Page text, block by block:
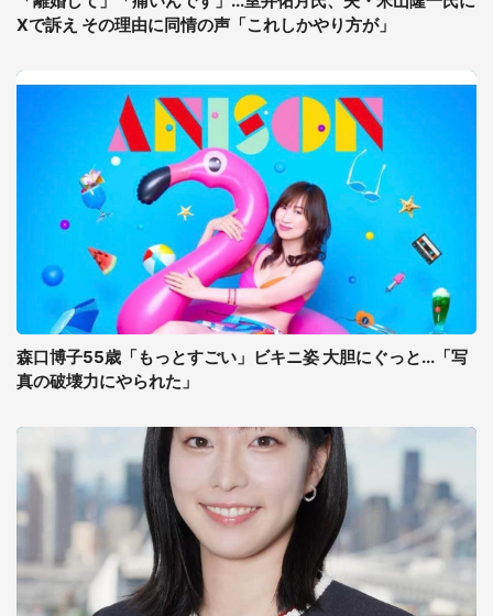
Xで訴え その理由に同情の声「これしかやり方が」
森口博子55歳「もっとすごい」ビキニ姿 大胆にぐっと...「写
真の破壊力にやられた」